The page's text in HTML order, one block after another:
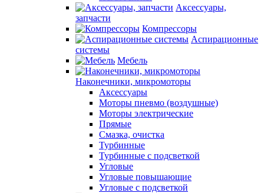
Аксессуары,
запчасти
Компрессоры
Аспирационные
системы
Мебель
Наконечники, микромоторы
Аксессуары
Моторы пневмо (воздушные)
Моторы электрические
Прямые
Смазка, очистка
Турбинные
Турбинные с подсветкой
Угловые
Угловые повышающие
Угловые с подсветкой